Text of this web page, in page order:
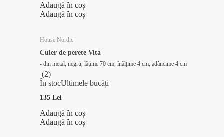
Adaugă în coș
Adaugă în coș
House Nordic
Cuier de perete Vita
- din metal, negru, lățime 70 cm, înălțime 4 cm, adâncime 4 cm
(2)
În stocUltimele bucăți
135 Lei
Adaugă în coș
Adaugă în coș